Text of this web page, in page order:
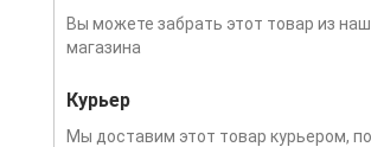
Вы можете забрать этот товар из
магазина
Курьер
Мы доставим этот товар курьером,